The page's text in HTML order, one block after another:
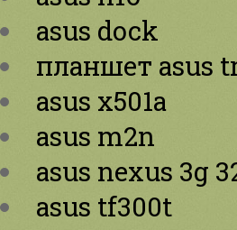
asus dock
планшет asus
asus x501a
asus m2n
asus nexus 3g
asus tf300t